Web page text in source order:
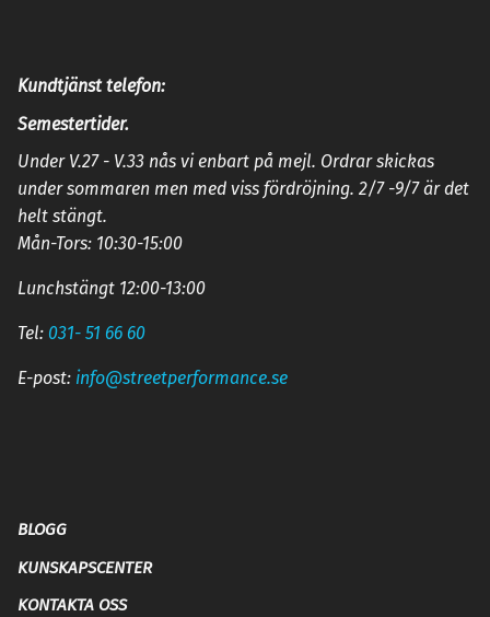
Kundtjänst telefon:
Semestertider.
Under V.27 - V.33 nås vi enbart på mejl. Ordrar skickas
under sommaren men med viss fördröjning. 2/7 -9/7 är det
helt stängt.
Mån-Tors: 10:30-15:00
Lunchstängt 12:00-13:00
Tel: 031- 51 66 60
E-post: info@streetperformance.se
BLOGG
KUNSKAPSCENTER
KONTAKTA OSS